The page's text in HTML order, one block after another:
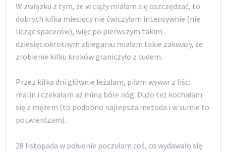
W związku z tym, że w ciąży miałam się oszczędzać, to
dobrych kilka miesięcy nie ćwiczyłam intensywnie (nie
licząc spacerów), więc po pierwszym takim
dziesięciokrotnym zbieganiu miałam takie zakwasy, że
zrobienie kilku kroków graniczyło z cudem.
Przez kilka dni głównie leżałam, piłam wywar z liści
malin i czekałam aż miną bóle nóg. Dużo też kochałam
się z mężem (to podobno najlepsza metoda i w sumie to
potwierdzam).
28 listopada w południe poczułam coś, co wydawało się